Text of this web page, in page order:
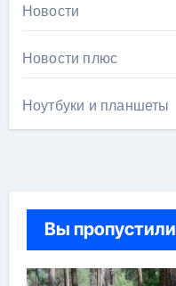
Новости
Новости плюс
Ноутбуки и планшеты
Вы пропустили